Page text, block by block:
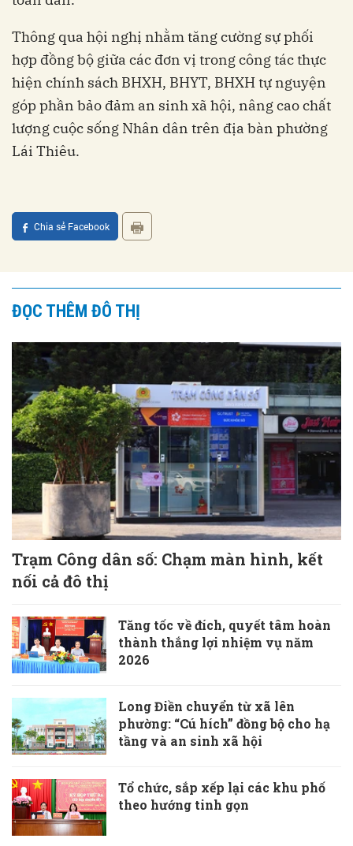
Thông qua hội nghị nhằm tăng cường sự phối
hợp đồng bộ giữa các đơn vị trong công tác thực
hiện chính sách BHXH, BHYT, BHXH tự nguyện
góp phần bảo đảm an sinh xã hội, nâng cao chất
lượng cuộc sống Nhân dân trên địa bàn phường
Lái Thiêu.
Chia sẻ Facebook
ĐỌC THÊM ĐÔ THỊ
Trạm Công dân số: Chạm màn hình, kết
nối cả đô thị
Tăng tốc về đích, quyết tâm hoàn
thành thắng lợi nhiệm vụ năm
2026
Long Điền chuyển từ xã lên
phường: “Cú hích” đồng bộ cho hạ
tầng và an sinh xã hội
Tổ chức, sắp xếp lại các khu phố
theo hướng tinh gọn